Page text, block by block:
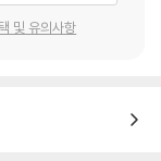
시선에 노출된다. 특
더욱 강하게 작동한
곳곳에 뿌리내려 있다.
및 유의사항